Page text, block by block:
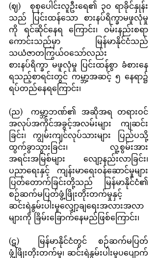
(ဈ)	စုစုပေါင်းလူဦးရေ၏ ၃၀ ရာခိုင်နှုန်း
သည် ပြင်းထန်သော စားနပ်ရိက္ခာမဖူလုံမှု
ကို ရင်ဆိုင်နေရ ကြောင်း၊ ဝမ်းနည်းစရာ
ကောင်းသည်မှာ မြန်မာနိုင်ငံသည်
သယံဇာတကြွယ်ဝသော်လည်း
စားနပ်ရိက္ခာ မဖူလုံမှု ပြင်းထန်စွာ ခံစားနေ
ရသည့်စာရင်းတွင် ကမ္ဘာ့အဆင့် ၅ နေရာ၌
ရပ်တည်နေရကြောင်း၊
(ည)	ကမ္ဘာ့ဘဏ်၏ အဆိုအရ တရားဝင်
အလုပ်အကိုင်အခွင့်အလမ်းများ ကျဆင်း
ခြင်း၊ ကျွမ်းကျင်လုပ်သားများ ပြည်ပသို့
ထွက်ခွာသွားခြင်း၊ လူ့စွမ်းအား
အရင်းအမြစ်များ လျော့နည်းလာခြင်း၊
ပညာရေးနှင့် ကျန်းမာရေးဝန်ဆောင်မှုများ
ပြတ်တောက်ခြင်းတို့သည် မြန်မာနိုင်ငံ၏
စဉ်ဆက်မပြတ်ဖွံ့ဖြိုးတိုးတက်မှုနှင့်
ဆင်းရဲနွမ်းပါးမှုလျှော့ချရေးအလားအလာ
များကို ခြိမ်းခြောက်နေမည်ဖြစ်ကြောင်း၊
(ဋ)	မြန်မာနိုင်ငံတွင် စဉ်ဆက်မပြတ်
ဖွံ့ဖြိုးတိုးတက်မှု၊ ဆင်းရဲနွမ်းပါးမှုပပျောက်